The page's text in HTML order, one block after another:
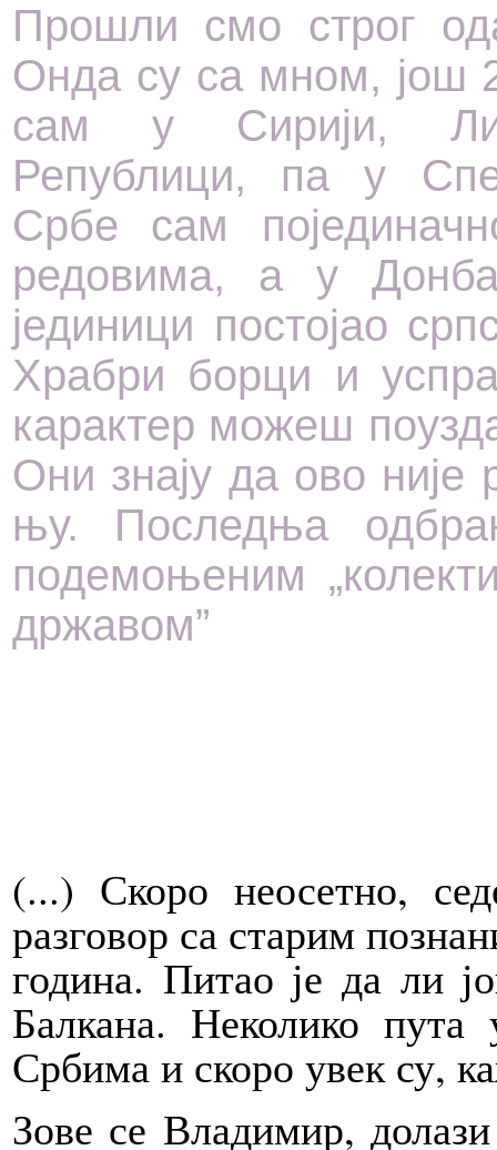
Прошли смо строг
Онда су са мном, још
сам у Сирији,
Републици, па у
Србе сам
редовима, а у
јединици постојао
Храбри борци и
карактер можеш
Они знају да ово није
њу. Последња
подемоњеним
државом”
(...) Скоро неосетно,
разговор са старим
година. Питао је да ли
Балкана. Неколико
Србима и скоро увек су,
Зове се Владимир,